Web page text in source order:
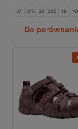
37 37.5 38 38.5 39 40
Do